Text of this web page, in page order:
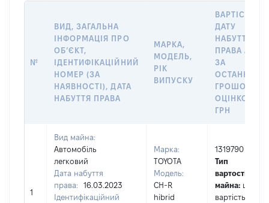
№
ВИД, ЗАГАЛЬНА
ІНФОРМАЦІЯ ПРО
ОБʼЄКТ,
ІДЕНТИФІКАЦІЙНИЙ
НОМЕР (ЗА
НАЯВНОСТІ), ДАТА
НАБУТТЯ ПРАВА
МАРКА,
МОДЕЛЬ,
РІК
ВИПУСКУ
ВАРТІСТЬ НА
ДАТУ
НАБУТТЯ
ПРАВА АБО
ЗА
ГРОШОВОЮ
ОЦІНКОЮ,
ГРН
1
Вид майна:
Автомобіль
легковий
Дата набуття
права:
16.03.2023
Ідентифікаційний
Марка:
TOYOTA
Модель:
CH-R
hibrid
1319790
Тип
вартості
майна: це
вартість на